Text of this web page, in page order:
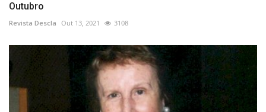
Outubro
Revista Descla Out 13, 2021 3108